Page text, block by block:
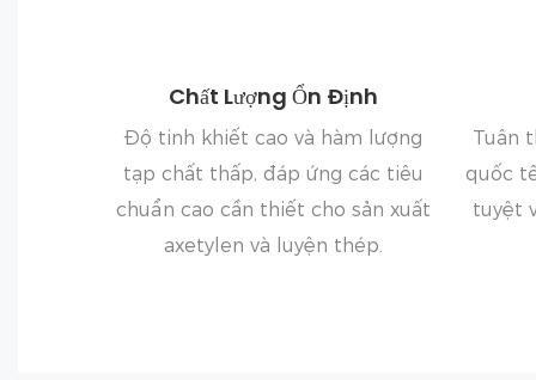
Chất Lượng Ổn Định
Độ tinh khiết cao và hàm lượng
tạp chất thấp, đáp ứng các tiêu
chuẩn cao cần thiết cho sản xuất
axetylen và luyện thép.
Tuân
quốc
tuyệt